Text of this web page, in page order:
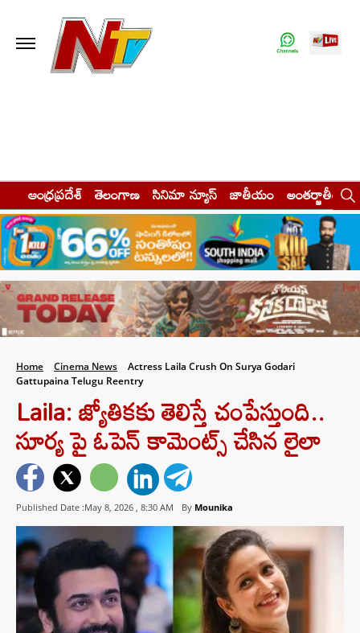
ఆంధ్రప్రదేశ్ తెలంగాణ సినిమా న్యూస్ జాతీయం అంతర్జాతీయం
Home Cinema News
Actress Laila Crush On Surya Godari
Gattupaina Telugu Reentry
Laila: జ్యోతికకు తెలిస్తే చంపేస్తుంది..
సూర్య పై ఓపెన్ కామెంట్స్ చేసిన లైలా
Published Date :May 8, 2026 , 8:30 AM By Mounika